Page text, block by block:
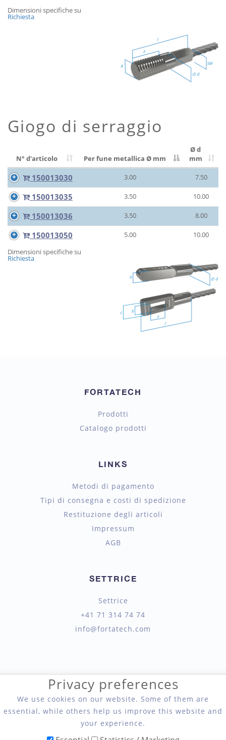
Dimensioni specifiche su
Richiesta
Giogo di serraggio
N° d'articolo Per fune metallica Ø mm
Ø d
mm
150013030 3.00 7.50
150013035 3.50 10.00
150013036 3.50 8.00
150013050 5.00
10.00
Dimensioni specifiche su
Richiesta
FORTATECH
Prodotti
Catalogo prodotti
LINKS
Metodi di pagamento
Tipi di consegna e costi di spedizione
Restituzione degli articoli
Impressum
AGB
SETTRICE
Settrice
+41 71 314 74 74
info@fortatech.com
Fortatech AG, Seil- und Hebetechnik
Privacy preferences
We use cookies on our website. Some of them are
essential, while others help us improve this website and
your experience.